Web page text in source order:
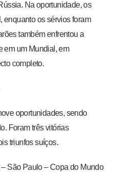
Na oportunidade, os
enquanto os sérvios foram
também enfrentou a
em um Mundial, em
completo.
oportunidades, sendo
Foram três vitórias
triunfos suíços.
São Paulo – Copa do Mundo